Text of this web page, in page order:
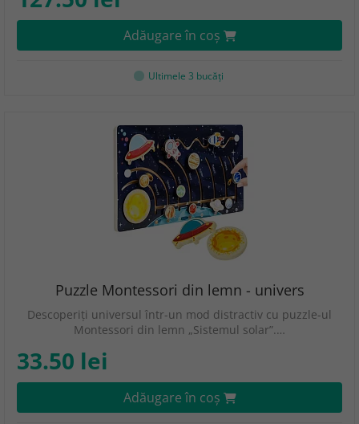
Adăugare în coş
Ultimele 3 bucăţi
Puzzle Montessori din lemn - univers
Descoperiți universul într-un mod distractiv cu puzzle-ul
Montessori din lemn „Sistemul solar”.…
33.50 lei
Adăugare în coş